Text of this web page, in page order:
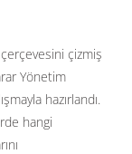
çizmiş
Yönetim
hazırlandı.
hangi